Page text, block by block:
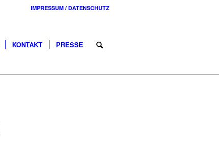
IMPRESSUM / DATENSCHUTZ
KONTAKT PRESSE